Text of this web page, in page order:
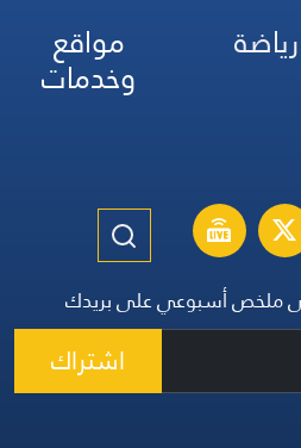
رياضة مواقع
وخدمات
ملخص أسبوعي على بريدك
اشتراك